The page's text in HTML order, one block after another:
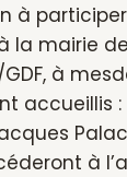
à
la mairie
à
accueillis
à